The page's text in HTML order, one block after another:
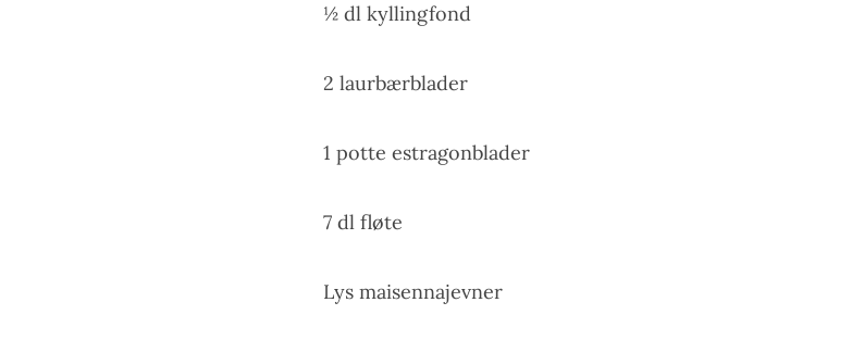
½ dl kyllingfond
2 laurbærblader
1 potte estragonblader
7 dl fløte
Lys maisennajevner